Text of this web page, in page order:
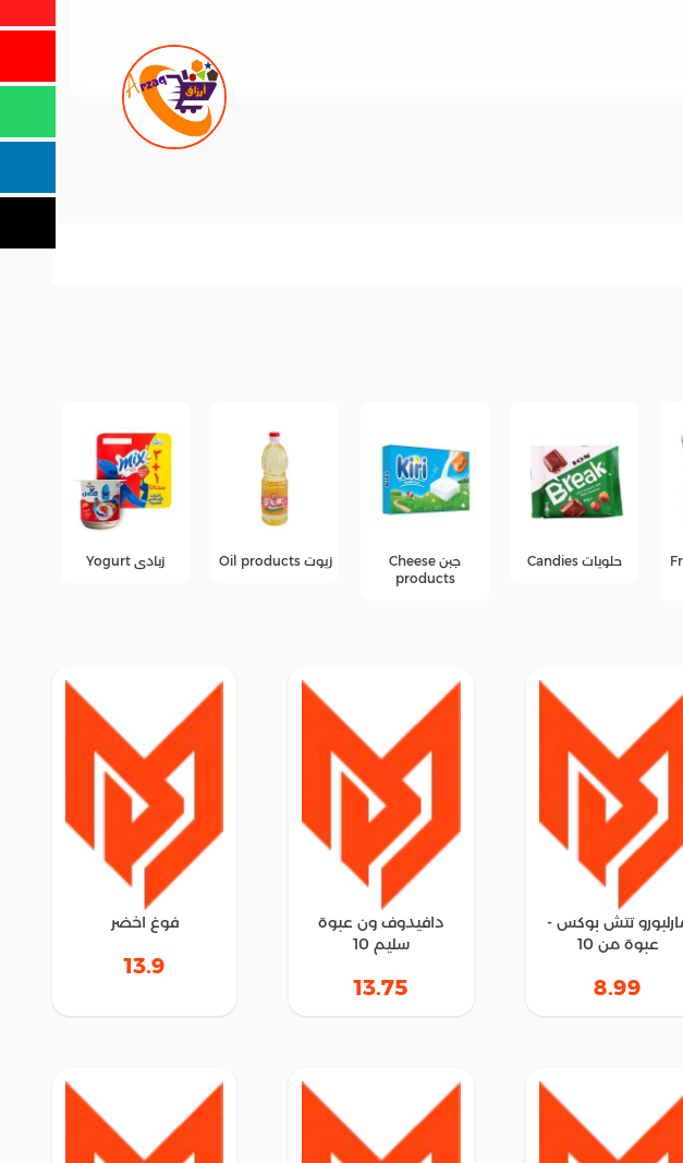
جبن Cheese
زيوت Oil products زبادى Yogurt عصائر
تتش بوكس -
عبوة من 10
8.99
دافيدوف ون عبوة
سليم 10
13.75
فوغ اخضر
13.9